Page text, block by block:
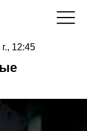
12:45